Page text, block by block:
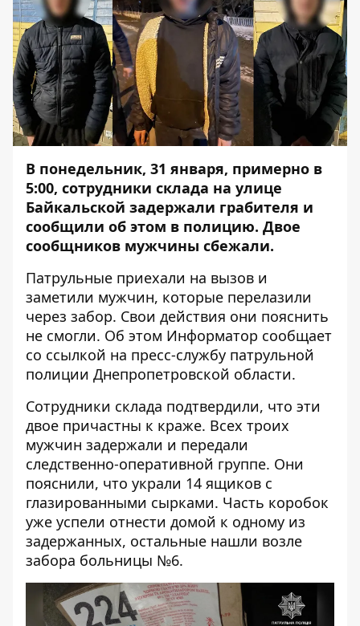
В понедельник, 31 января, примерно в
5:00, сотрудники склада на улице
Байкальской задержали грабителя и
сообщили об этом в полицию. Двое
сообщников мужчины сбежали.
Патрульные приехали на вызов и
заметили мужчин, которые перелазили
через забор. Свои действия они пояснить
не смогли. Об этом Информатор сообщает
со ссылкой на пресс-службу патрульной
полиции Днепропетровской области.
Сотрудники склада подтвердили, что эти
двое причастны к краже. Всех троих
мужчин задержали и передали
следственно-оперативной группе. Они
пояснили, что украли 14 ящиков с
глазированными сырками. Часть коробок
уже успели отнести домой к одному из
задержанных, остальные нашли возле
забора больницы №6.